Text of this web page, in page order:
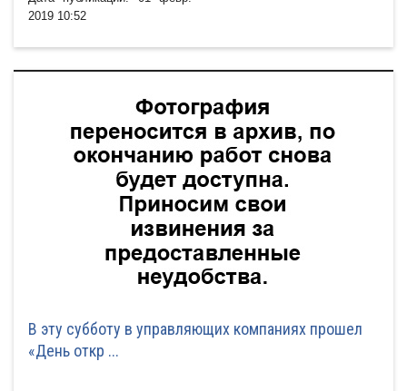
2019 10:52
В эту субботу в управляющих компаниях прошел
«День откр ...